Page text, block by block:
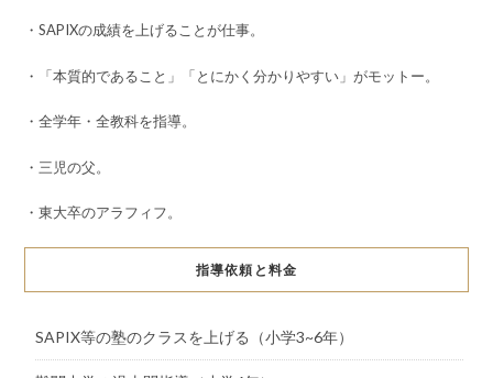
・SAPIXの成績を上げることが仕事。
・「本質的であること」「とにかく分かりやすい」がモットー。
・全学年・全教科を指導。
・三児の父。
・東大卒のアラフィフ。
指導依頼と料金
SAPIX等の塾のクラスを上げる（小学3~6年）